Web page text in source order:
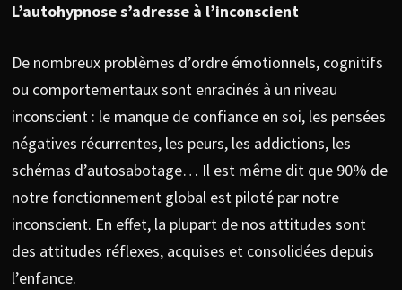
L’autohypnose s’adresse à l’inconscient
De nombreux problèmes d’ordre émotionnels, cognitifs
ou comportementaux sont enracinés à un niveau
inconscient : le manque de confiance en soi, les pensées
négatives récurrentes, les peurs, les addictions, les
schémas d’autosabotage… Il est même dit que 90% de
notre fonctionnement global est piloté par notre
inconscient. En effet, la plupart de nos attitudes sont
des attitudes réflexes, acquises et consolidées depuis
l’enfance.